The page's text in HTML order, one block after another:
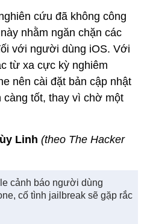
cứu đã không công
nhằm ngăn chặn các
với người dùng iOS. Với
từ xa cực kỳ nghiêm
nên cài đặt bản cập nhật
tốt, thay vì chờ một
Linh (theo The Hacker
cảnh báo người dùng
cố tình jailbreak sẽ gặp rắc